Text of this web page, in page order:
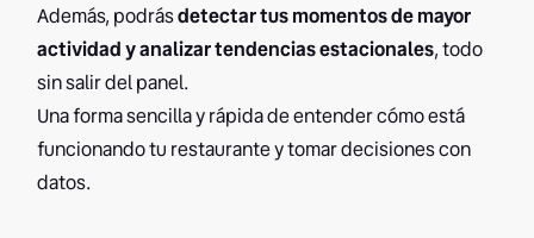
Además, podrásdetectar tus momentos de mayor
actividad y analizar tendencias estacionales, todo
sin salir del panel.
Una forma sencilla y rápida de entender cómo está
funcionando tu restaurante y tomar decisiones con
datos.